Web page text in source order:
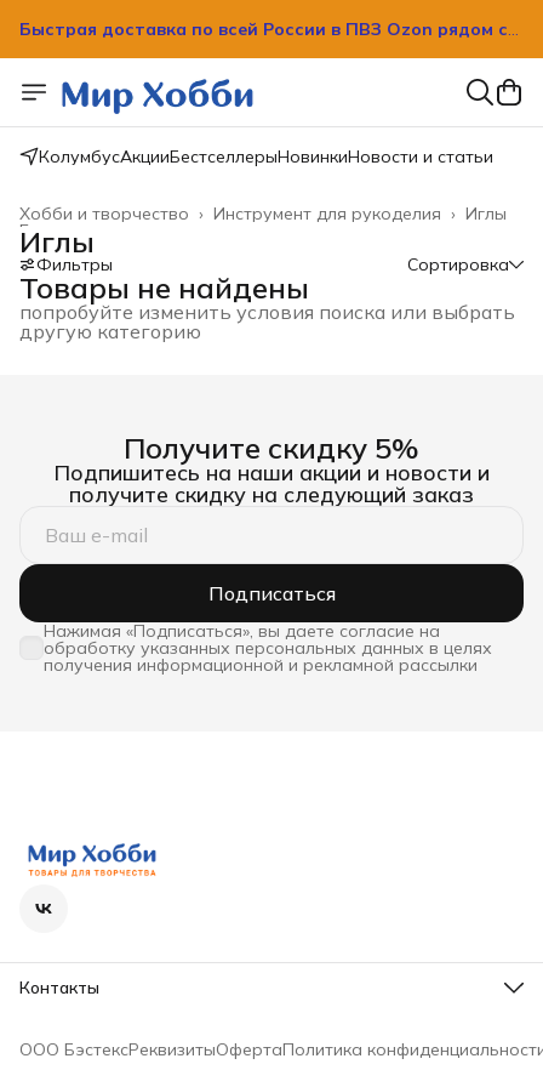
Быстрая доставка по всей России в ПВЗ Ozon рядом с
Быстрая доставка по всей России в ПВЗ Ozon рядом с
вашим домом!
КолумбусАкцииБестселлерыНовинкиНовости и статьи
Иглы
Инструмент для рукоделия ›
Хобби и творчество ›
Главная
Иглы
Фильтры Сортировка
Товары не найдены
попробуйте изменить условия поиска или выбрать
другую категорию
Получите скидку 5%
Подпишитесь на наши акции и новости и
получите скидку на следующий заказ
Подписаться
Нажимая «Подписаться», вы даете согласие на
обработку указанных персональных данных в целях
получения информационной и рекламной рассылки
Контакты
Режим работы
ООО БэстексРеквизитыОфертаПолитика